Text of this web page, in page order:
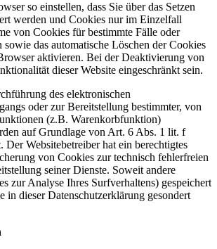
so einstellen, dass Sie über das Setzen
werden und Cookies nur im Einzelfall
von Cookies für bestimmte Fälle oder
sowie das automatische Löschen der Cookies
aktivieren. Bei der Deaktivierung von
dieser Website eingeschränkt sein.
des elektronischen
oder zur Bereitstellung bestimmter, von
(z.B. Warenkorbfunktion)
auf Grundlage von Art. 6 Abs. 1 lit. f
Websitebetreiber hat ein berechtigtes
von Cookies zur technisch fehlerfreien
seiner Dienste. Soweit andere
zur Analyse Ihres Surfverhaltens) gespeichert
in dieser Datenschutzerklärung gesondert